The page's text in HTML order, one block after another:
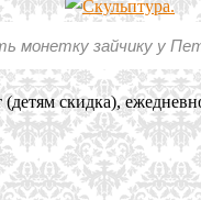
монетку зайчику у
(детям скидка),